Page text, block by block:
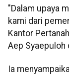
"Dalam upaya
kami dari
Kantor
Aep Syaepuloh
Ia